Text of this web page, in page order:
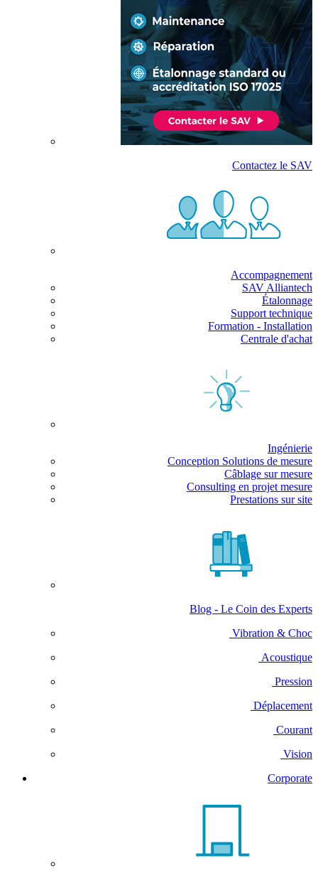
Contactez le SAV
Accompagnement
SAV Alliantech
Étalonnage
Support technique
Formation - Installation
Centrale d'achat
Ingénierie
Conception Solutions de mesure
Câblage sur mesure
Consulting en projet mesure
Prestations sur site
Blog - Le Coin des Experts
Vibration & Choc
Acoustique
Pression
Déplacement
Courant
Vision
Corporate